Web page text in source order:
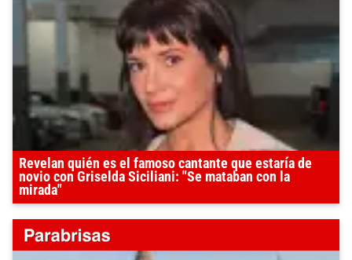
Revelan quién es el famoso cantante que estaría de
novio con Griselda Siciliani: "Se mataban con la
mirada"